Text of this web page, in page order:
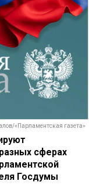
«Парламентская газета»
сферах
Госдумы